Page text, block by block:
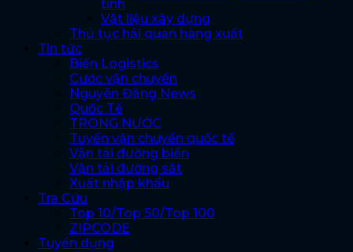
tinh
Vật liệu xây dựng
Thủ tục hải quan hàng xuất
Tin tức
Biến Logistics
Cước vận chuyển
Nguyên Đăng News
Quốc Tế
TRONG NƯỚC
Tuyến vận chuyển quốc tế
Vận tải đường biển
Vận tải đường sắt
Xuất nhập khẩu
Tra Cứu
Top 10/Top 50/Top 100
ZIPCODE
Tuyển dụng